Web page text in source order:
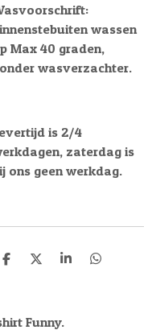
wassen
Max 40 graden,
wasverzachter.
is 2/4
zaterdag is
ons geen werkdag.
D
n
D
S
D
Funny.